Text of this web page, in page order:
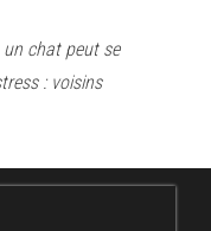
chat peut se
: voisins